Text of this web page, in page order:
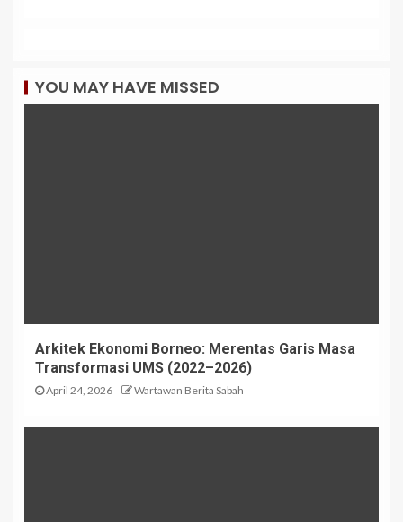
YOU MAY HAVE MISSED
Arkitek Ekonomi Borneo: Merentas Garis Masa
Transformasi UMS (2022–2026)
April 24, 2026 Wartawan Berita Sabah